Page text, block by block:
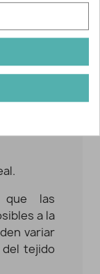
con muy
Se
deseas
que las
a la
variar
tejido